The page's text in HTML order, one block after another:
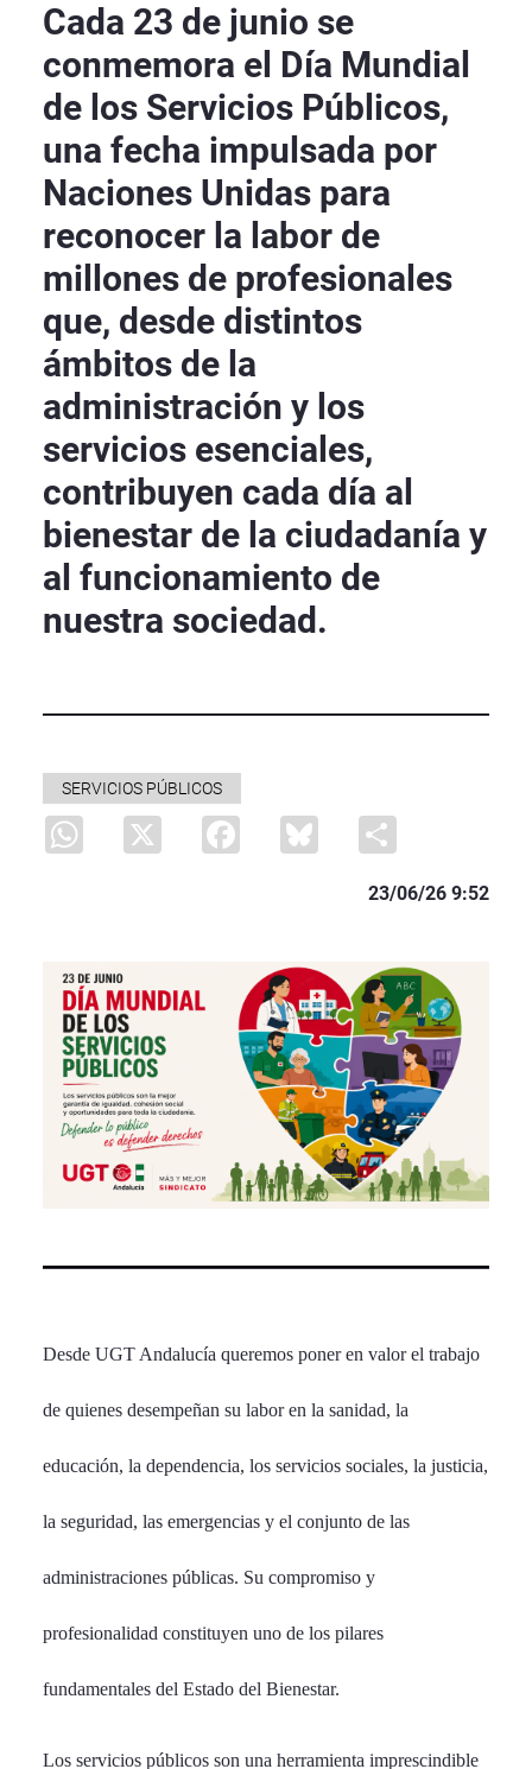
Cada 23 de junio se
conmemora el Día Mundial
de los Servicios Públicos,
una fecha impulsada por
Naciones Unidas para
reconocer la labor de
millones de profesionales
que, desde distintos
ámbitos de la
administración y los
servicios esenciales,
contribuyen cada día al
bienestar de la ciudadanía y
al funcionamiento de
nuestra sociedad.
SERVICIOS PÚBLICOS
WhatsApp
X Facebook Bluesky
23/06/26 9:52
Desde UGT Andalucía queremos poner en valor el trabajo
de quienes desempeñan su labor en la sanidad, la
educación, la dependencia, los servicios sociales, la justicia,
la seguridad, las emergencias y el conjunto de las
administraciones públicas. Su compromiso y
profesionalidad constituyen uno de los pilares
fundamentales del Estado del Bienestar.
Los servicios públicos son una herramienta imprescindible